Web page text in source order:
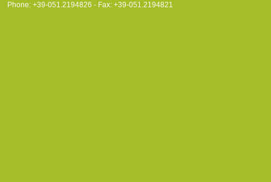
Phone: +39-051.2194826 - Fax: +39-051.2194821